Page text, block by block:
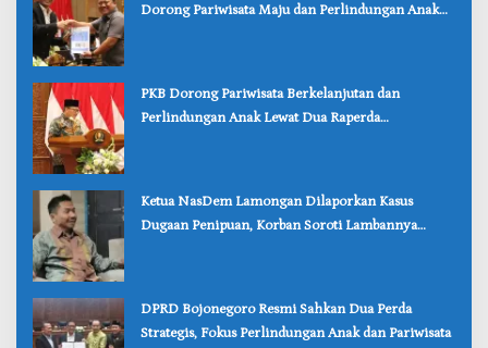
Dorong Pariwisata Maju dan Perlindungan Anak
‎PKB Dorong Pariwisata Berkelanjutan dan
Perlindungan Anak Lewat Dua Raperda
‎Ketua NasDem Lamongan Dilaporkan Kasus
Dugaan Penipuan, Korban Soroti Lambannya
‎DPRD Bojonegoro Resmi Sahkan Dua Perda
Strategis, Fokus Perlindungan Anak dan Pariwisata